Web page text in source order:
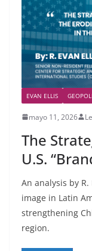
EVAN ELLIS
mayo 11, 2026
The
U.S.
An analysis by
image in Latin
strengthening
region.